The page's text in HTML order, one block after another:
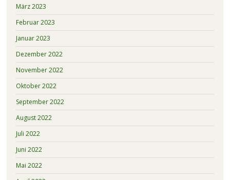
März 2023
Februar 2023
Januar 2023
Dezember 2022
November 2022
Oktober 2022
September 2022
August 2022
Juli 2022
Juni 2022
Mai 2022